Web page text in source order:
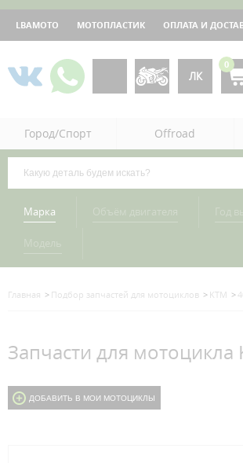
LBAMOTO МОТОПЛАСТИК ОПЛАТА И
ЛК
0
Город/Спорт Offroad
Марка
Главная Подбор запчастей для мотоциклов KTM
Запчасти для мотоцикла
ДОБАВИТЬ В МОИ МОТОЦИКЛЫ